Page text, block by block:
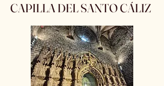
CAPILLA DEL SANTO CÁLIZ